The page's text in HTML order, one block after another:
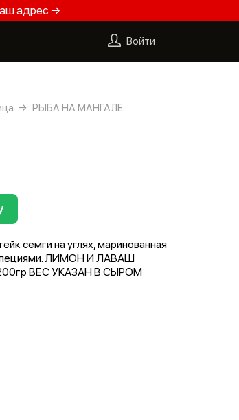
адрес →
Войти
РЫБА НА МАНГАЛЕ
семги на углях, маринованная
ЛИМОН И ЛАВАШ
ВЕС УКАЗАН В СЫРОМ